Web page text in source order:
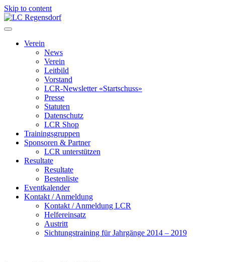
Skip to content
LC Regensdorf
Verein
News
Verein
Leitbild
Vorstand
LCR-Newsletter «Startschuss»
Presse
Statuten
Datenschutz
LCR Shop
Trainingsgruppen
Sponsoren & Partner
LCR unterstützen
Resultate
Resultate
Bestenliste
Eventkalender
Kontakt / Anmeldung
Kontakt / Anmeldung LCR
Helfereinsatz
Austritt
Sichtungstraining für Jahrgänge 2014 – 2019